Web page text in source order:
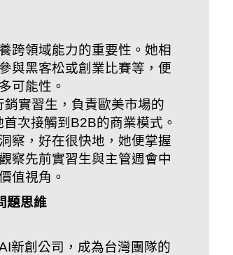
跨領域能力的重要性。她相
與黑客松或創業比賽等，便
可能性。
實習生，負責歐美市場的
次接觸到B2B的商業模式。
察，好在很快地，她便掌握
察先前實習生與主管週會中
值視角。
題思維
新創公司，成為台灣團隊的